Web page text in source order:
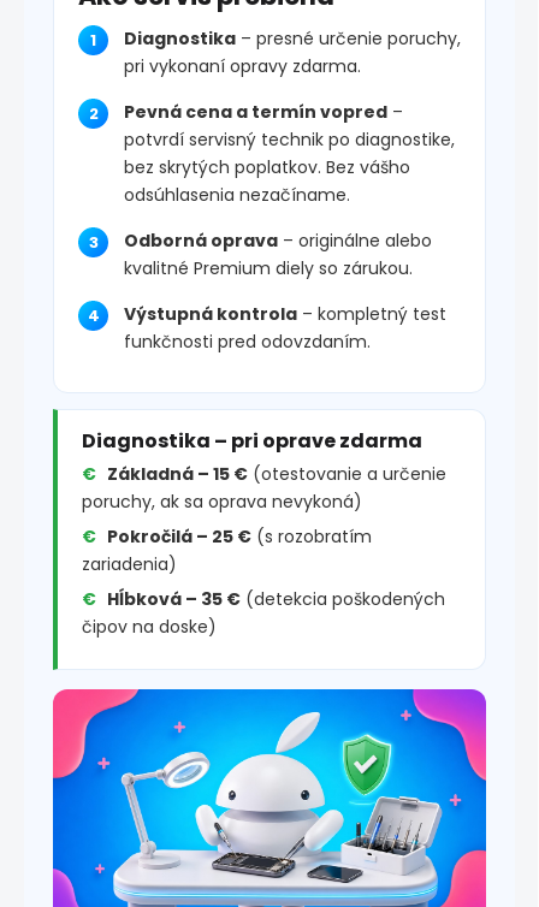
Diagnostika – presné určenie poruchy,
pri vykonaní opravy zdarma.
Pevná cena a termín vopred –
potvrdí servisný technik po diagnostike,
bez skrytých poplatkov. Bez vášho
odsúhlasenia nezačíname.
Odborná oprava – originálne alebo
kvalitné Premium diely so zárukou.
Výstupná kontrola – kompletný test
funkčnosti pred odovzdaním.
Diagnostika – pri oprave zdarma
Základná – 15 € (otestovanie a určenie
poruchy, ak sa oprava nevykoná)
Pokročilá – 25 € (s rozobratím
zariadenia)
Hĺbková – 35 € (detekcia poškodených
čipov na doske)